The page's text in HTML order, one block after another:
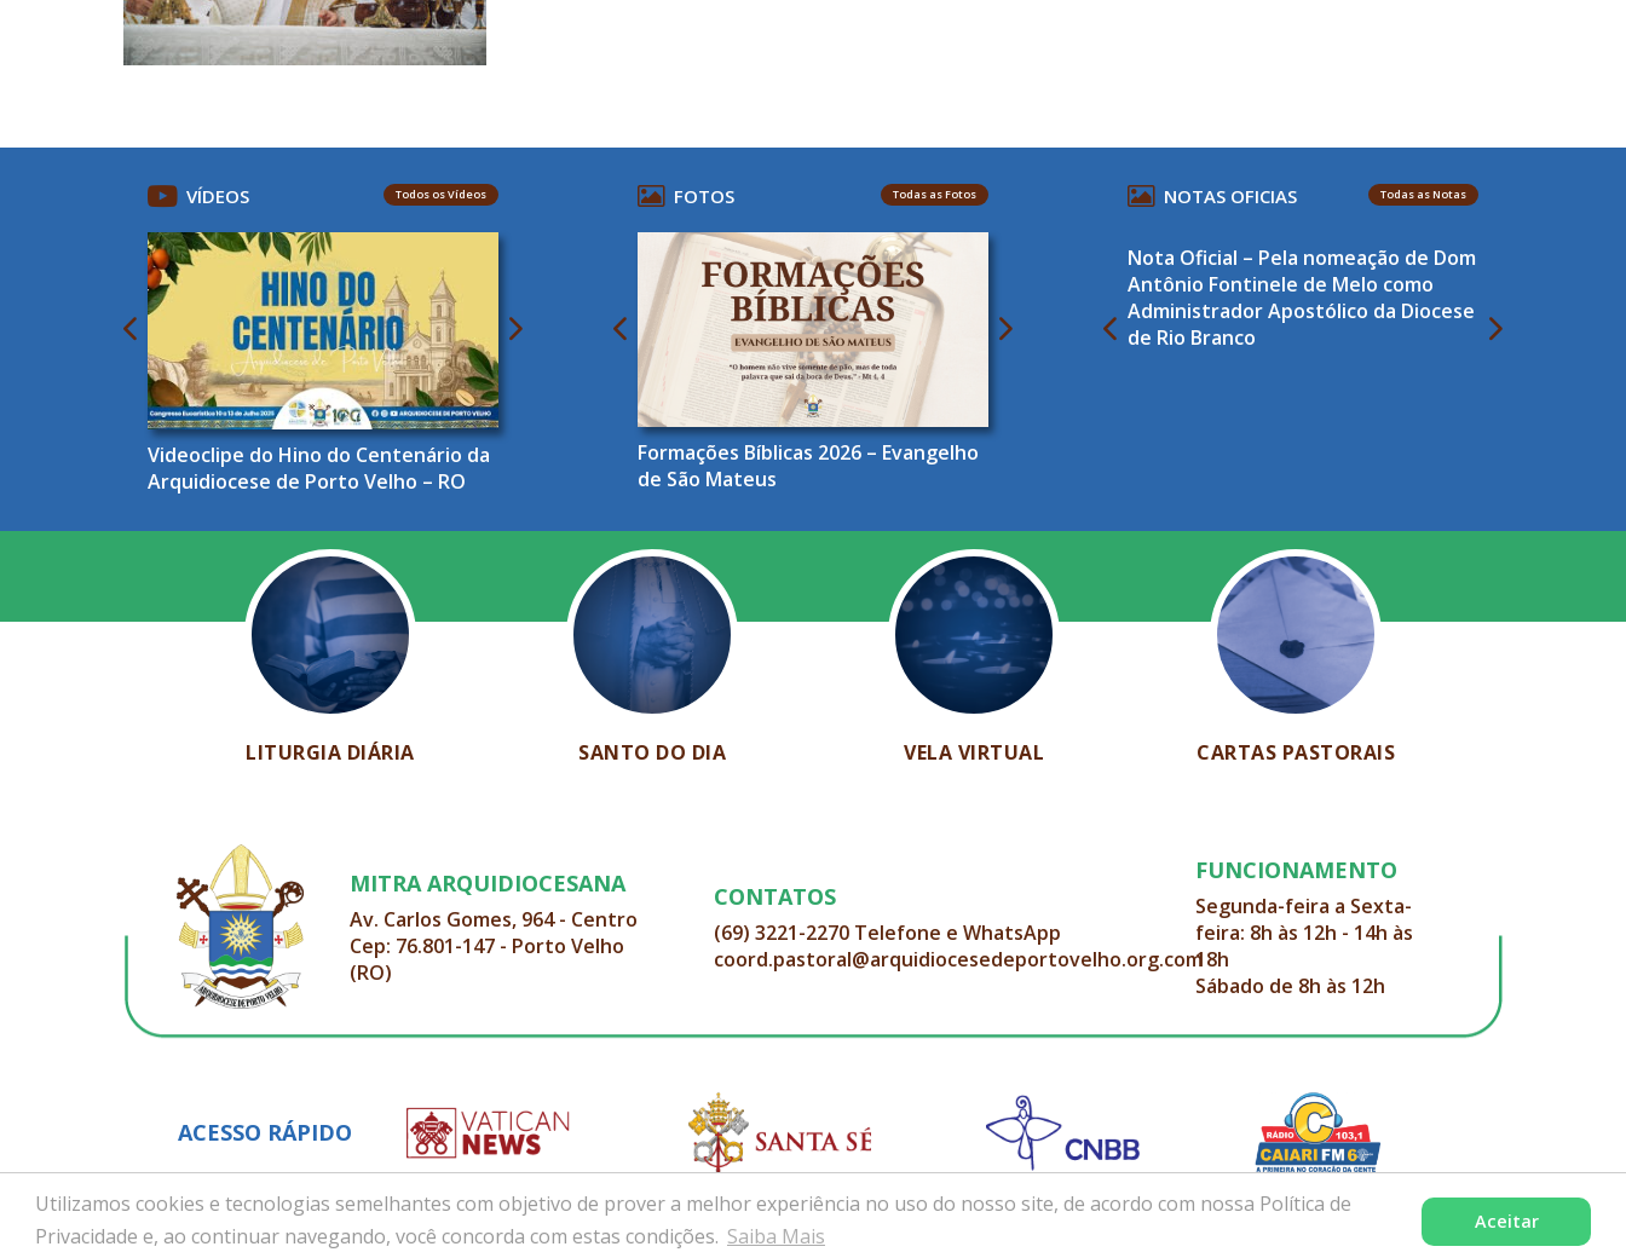
Utilizamos cookies e tecnologias semelhantes com objetivo de prover a melhor experiência no uso do nosso site, de acordo com nossa Política de
Privacidade e, ao continuar navegando, você concorda com estas condições. Saiba Mais
Aceitar
VÍDEOS Todos os Vídeos
Videoclipe do Hino do Centenário da
Arquidiocese de Porto Velho – RO
FOTOS Todas as Fotos
Formações Bíblicas 2026 – Evangelho
de São Mateus
NOTAS OFICIAS Todas as Notas
Nota Oficial – Pela nomeação de Dom
Antônio Fontinele de Melo como
Administrador Apostólico da Diocese
de Rio Branco
LITURGIA DIÁRIA SANTO DO DIA VELA VIRTUAL CARTAS PASTORAIS
MITRA ARQUIDIOCESANA
Av. Carlos Gomes, 964 - Centro
Cep: 76.801-147 - Porto Velho
(RO)
CONTATOS
(69) 3221-2270 Telefone e WhatsApp
coord.pastoral@arquidiocesedeportovelho.org.com
FUNCIONAMENTO
Segunda-feira a Sexta-
feira: 8h às 12h - 14h às
18h
Sábado de 8h às 12h
ACESSO RÁPIDO
Copyright © 2026 - Arquidiocese de Porto Velho (RO)